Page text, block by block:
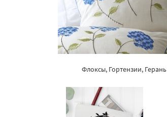
Флоксы, Гортензии, Герань